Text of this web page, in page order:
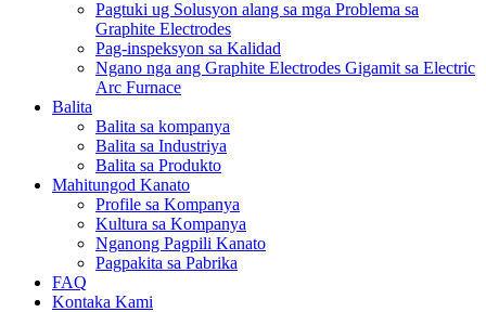
Pagtuki ug Solusyon alang sa mga Problema sa
Graphite Electrodes
Pag-inspeksyon sa Kalidad
Ngano nga ang Graphite Electrodes Gigamit sa Electric
Arc Furnace
Balita
Balita sa kompanya
Balita sa Industriya
Balita sa Produkto
Mahitungod Kanato
Profile sa Kompanya
Kultura sa Kompanya
Nganong Pagpili Kanato
Pagpakita sa Pabrika
FAQ
Kontaka Kami